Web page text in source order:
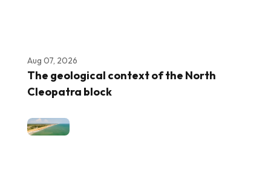
Aug 07, 2026
The geological context of the North
Cleopatra block